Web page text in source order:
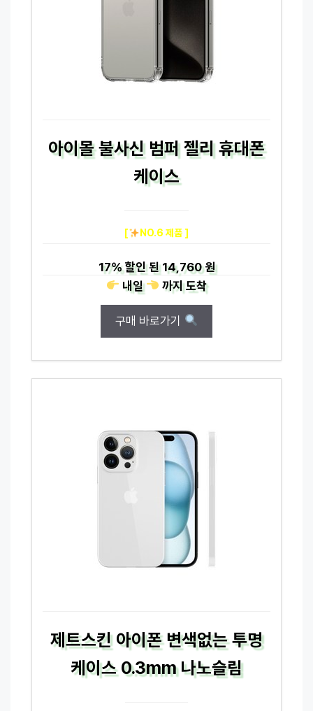
아이몰 불사신 범퍼 젤리 휴대폰
케이스
[ NO.6 제품 ]
17%할인 된14,760 원
내일
까지도착
구매 바로가기
제트스킨 아이폰 변색없는 투명
케이스 0.3mm 나노슬림